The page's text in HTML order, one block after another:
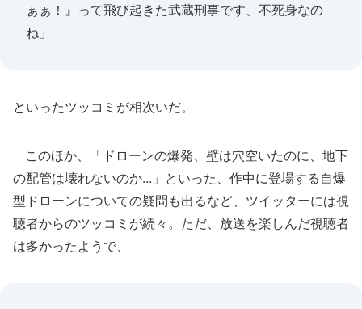
ぁぁ！』って飛び起きた武蔵刑事です、不死身なの
ね」
といったツッコミが相次いだ。
このほか、「ドローンの爆発、壁は穴空いたのに、地下
の配管は壊れないのか...」といった、作中に登場する自爆
型ドローンについての疑問も出るなど、ツイッターには視
聴者からのツッコミが続々。ただ、放送を楽しんだ視聴者
は多かったようで、